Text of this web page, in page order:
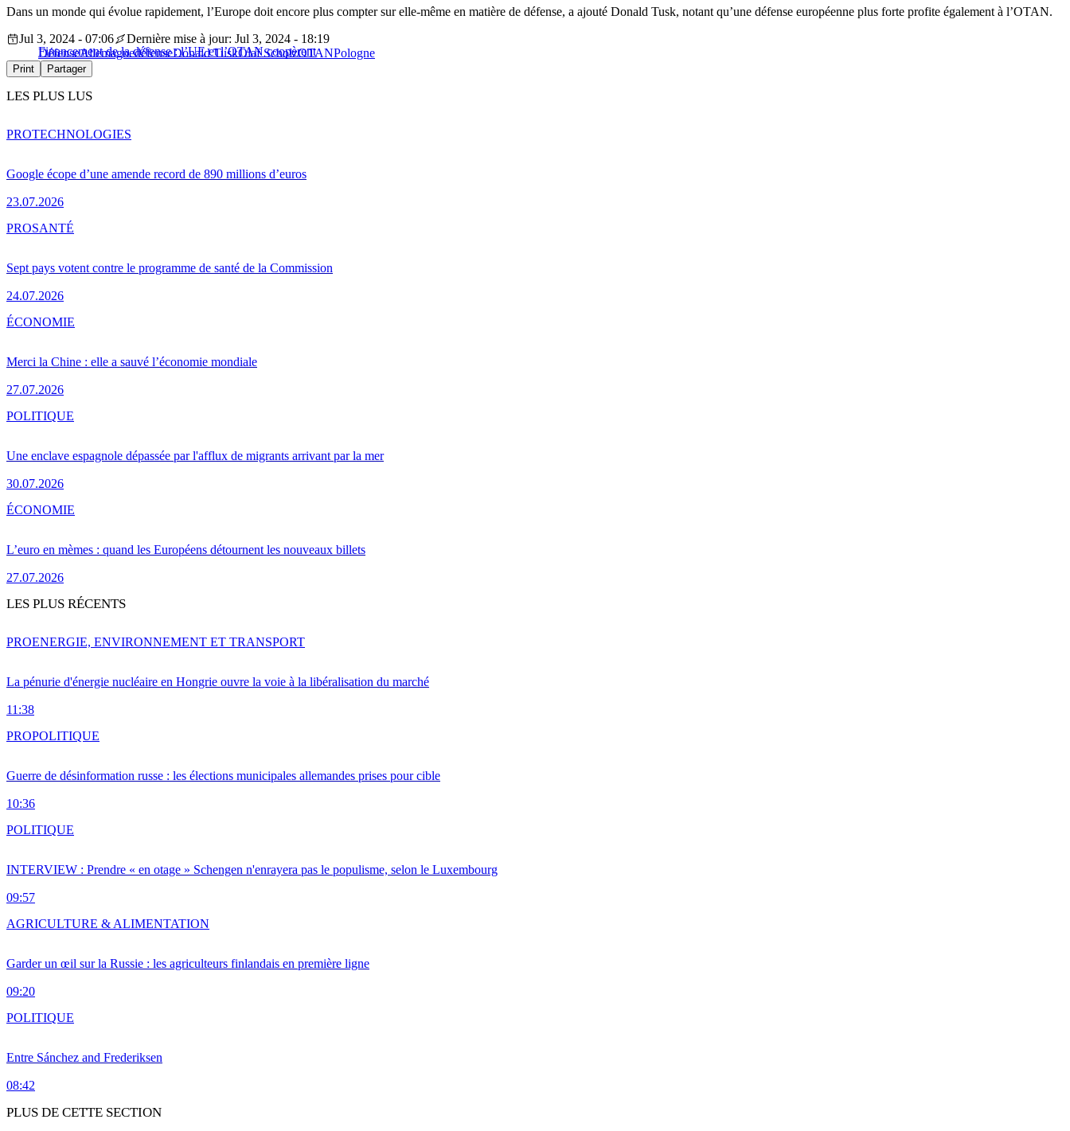
Dans un monde qui évolue rapidement, l’Europe doit encore plus compter sur elle-même en matière de défense, a ajouté Donald Tusk, notant qu’une défense européenne plus forte profite également à l’OTAN.
Financement de la défense : l’UE et l’OTAN coopèrent
Jul 3, 2024 - 07:06
Dernière mise à jour: Jul 3, 2024 - 18:19
DéfenseAllemagnedéfenseDonald TuskOlaf ScholzOTANPologne
Print Partager
LES PLUS LUS
Google écope d’une amende record de 890 millions d’euros
23.07.2026
PROTECHNOLOGIES
Sept pays votent contre le programme de santé de la Commission
24.07.2026
PROSANTÉ
Merci la Chine : elle a sauvé l’économie mondiale
27.07.2026
ÉCONOMIE
Une enclave espagnole dépassée par l'afflux de migrants arrivant par la mer
30.07.2026
POLITIQUE
L’euro en mèmes : quand les Européens détournent les nouveaux billets
27.07.2026
ÉCONOMIE
LES PLUS RÉCENTS
La pénurie d'énergie nucléaire en Hongrie ouvre la voie à la libéralisation du marché
11:38
PROENERGIE, ENVIRONNEMENT ET TRANSPORT
Guerre de désinformation russe : les élections municipales allemandes prises pour cible
10:36
PROPOLITIQUE
INTERVIEW : Prendre « en otage » Schengen n'enrayera pas le populisme, selon le Luxembourg
09:57
POLITIQUE
Garder un œil sur la Russie : les agriculteurs finlandais en première ligne
09:20
AGRICULTURE & ALIMENTATION
Entre Sánchez and Frederiksen
08:42
POLITIQUE
PLUS DE CETTE SECTION